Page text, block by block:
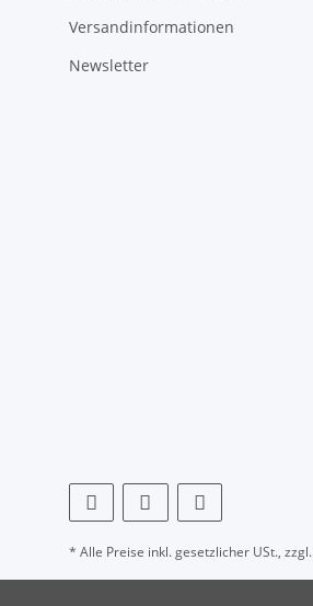
Versandinformationen
Newsletter
* Alle Preise inkl. gesetzlicher USt., zzgl.